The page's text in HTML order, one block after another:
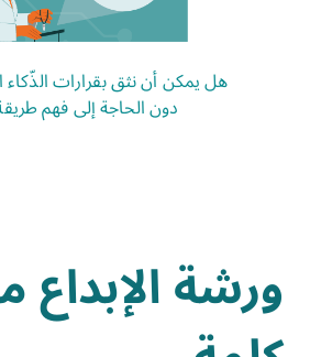
هل يمكن أن نثق بقرارات
دون الحاجة إلى فهم
ورشة